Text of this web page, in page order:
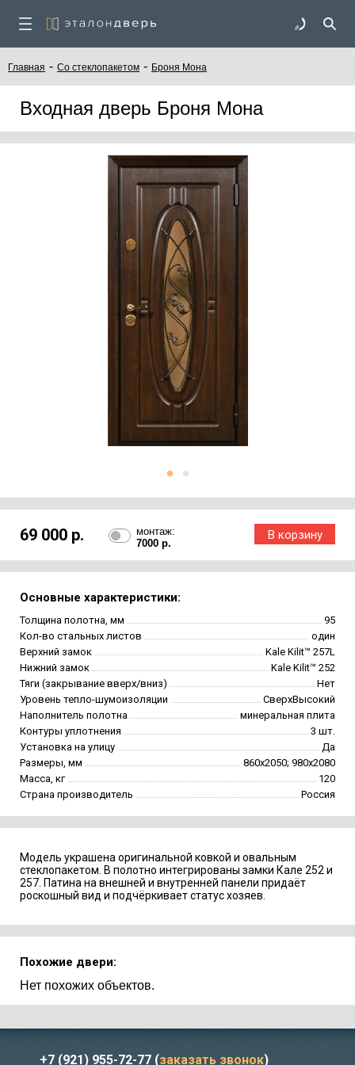
Главная - Со стеклопакетом - Броня Мона
Входная дверь Броня Мона
69 000 р.
монтаж:
7000 р.
Основные характеристики:
Толщина полотна, мм
95
Кол-во стальных листов
один
Верхний замок
Kale Kilit™ 257L
Нижний замок
Kale Kilit™ 252
Тяги (закрывание вверх/вниз)
Нет
Уровень тепло-шумоизоляции
СверхВысокий
Наполнитель полотна
минеральная плита
Контуры уплотнения
3 шт.
Установка на улицу
Да
Размеры, мм
860х2050; 980х2080
Масса, кг
120
Страна производитель
Россия
Модель украшена оригинальной ковкой и овальным
стеклопакетом. В полотно интегрированы замки Кале 252 и
257. Патина на внешней и внутренней панели придаёт
роскошный вид и подчёркивает статус хозяев.
Похожие двери:
Нет похожих объектов.
+7 (921) 955-72-77 (заказать звонок)